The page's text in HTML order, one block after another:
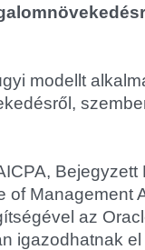
modellt
of Management
az
igazodhatnak